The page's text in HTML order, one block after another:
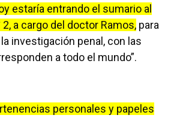
estaría entrando el sumario al
a cargo del doctor Ramos, para
investigación penal, con las
a todo el mundo”.
personales y papeles